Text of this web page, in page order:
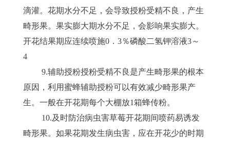
滴灌。花期水分不足，会导致授粉受精不良，产生
畸形果。果实膨大期水分不足，会影响果实膨大。
开花结果期应连续喷施0．3％磷酸二氢钾溶液3～
4
9.辅助授粉授粉受精不良是产生畸形果的根本
原因，利用蜜蜂辅助授粉可以有效减少畸形果产
生。一般在开花期每个大棚放1箱蜂传粉。
10.及时防治病虫害草莓开花期间喷药易诱发
畸形果。如果花期发生病虫害，应在开花少的时期